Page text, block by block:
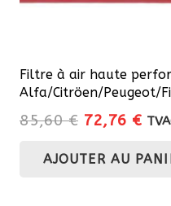
Filtre à air haute
Alfa/Citröen/Peugeot/
85,60€ Le
initial
72,76 €Le
AJOUTER AU